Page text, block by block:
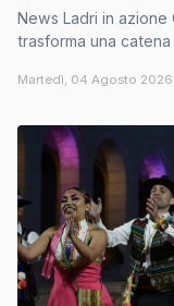
News Ladri in azione C’è un dettaglio inquietante che
trasforma una
Martedì, 04 Agosto 2026